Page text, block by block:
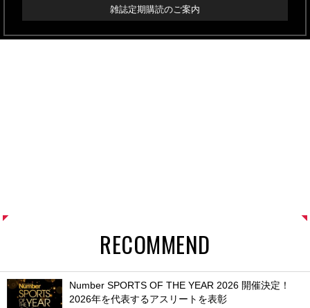
雑誌定期購読のご案内
RECOMMEND
Number SPORTS OF THE YEAR 2026 開催決定！
2026年を代表するアスリートを表彰